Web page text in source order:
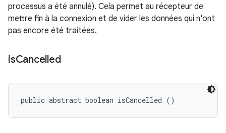
processus a été annulé). Cela permet au récepteur de
mettre fin à la connexion et de vider les données qui n'ont
pas encore été traitées.
isCancelled
public abstract boolean isCancelled ()